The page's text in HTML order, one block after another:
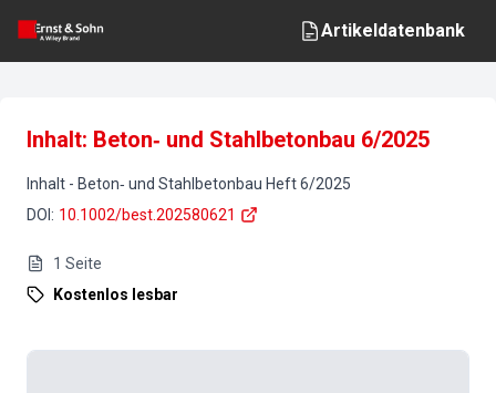
Artikeldatenbank
Inhalt: Beton‐ und Stahlbetonbau 6/2025
Inhalt - Beton‐ und Stahlbetonbau Heft6/2025
DOI : 10.1002/best.202580621
1 Seite
Kostenlos lesbar